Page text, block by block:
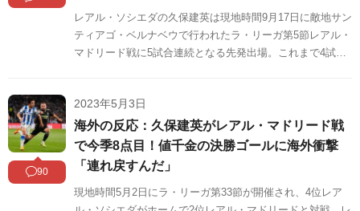
レアル・ソシエダの久保建英は現地時間9月17日に敵地サン
ティアゴ・ベルナベウで行われたラ・リーガ第5節レアル・
マドリード戦に5試合連続となる先発出場。これまで4試合3
ストを記録するなど、絶好調を維持しています。
90
2023年5月3日
海外の反応：久保建英がレアル・マドリード戦
で今季8点目！値千金の決勝ゴールに海外衝撃
「連れ戻すんだ」
現地時間5月2日にラ・リーガ第33節が開催され、4位レア